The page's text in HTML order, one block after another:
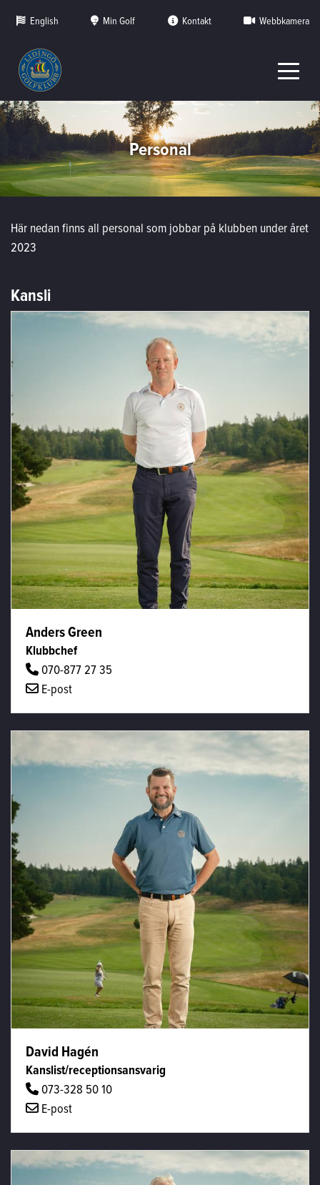
English Min Golf Kontakt Webbkamera
Personal
Här nedan finns all personal som jobbar på klubben under året
2023
Kansli
Anders Green
Klubbchef
070-877 27 35
E-post
David Hagén
Kanslist/receptionsansvarig
073-328 50 10
E-post